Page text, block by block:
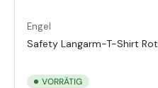
Engel
Safety Langarm-T-Shirt Rot
VORRÄTIG